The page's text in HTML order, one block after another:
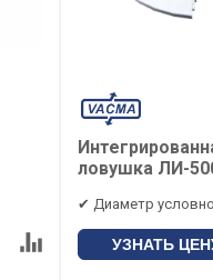
ловушка ЛИ-
✔ Диаметр
УЗНАТЬ